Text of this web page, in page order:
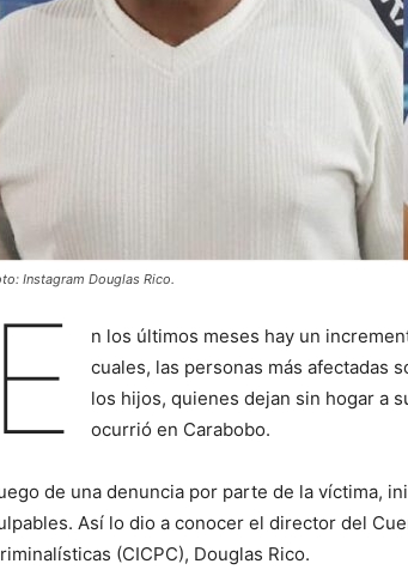
Instagram Douglas Rico.
E
n los últimos meses hay un
cuales, las personas más afectadas
los hijos, quienes dejan sin hogar a
ocurrió en Carabobo.
de una denuncia por parte de la víctima,
Así lo dio a conocer el director del
(CICPC), Douglas Rico.